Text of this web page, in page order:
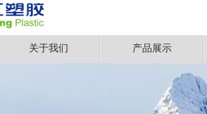
关于我们 产品展示